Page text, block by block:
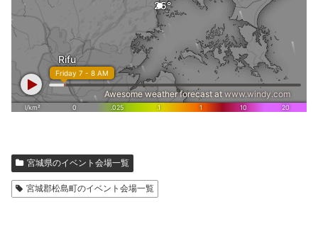
宮城県のイベント会場一覧
宮城郡松島町のイベント会場一覧